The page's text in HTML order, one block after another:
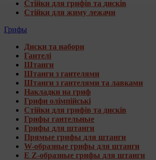
Стійки для грифів та дисків
Стійки для жиму лежачи
Грифы
Диски та набори
Гантелі
Штанги
Штанги з гантелями
Штанги з гантелями та лавками
Накладки на гриф
Грифи олімпійські
Стійки для грифів та дисків
Грифы гантельные
Грифы для штанги
Прямые грифы для штанги
W-образные грифы для штанги
E Z-образные грифы для штанги